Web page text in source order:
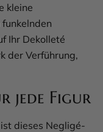
kleine
Ihr Dekolleté
der Verführung,
jede Figur
dieses Negligé-